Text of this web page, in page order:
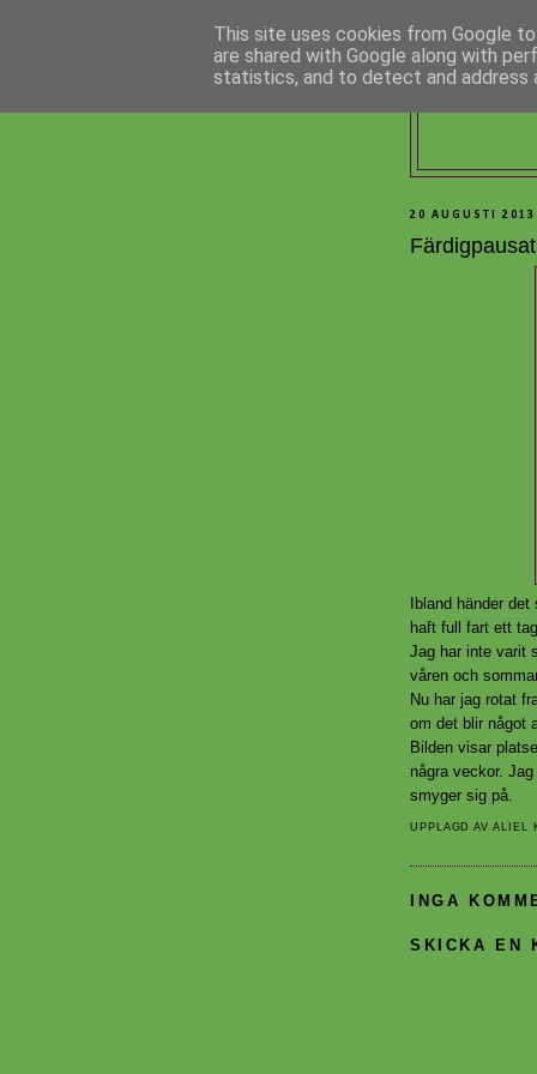
20 AUGUSTI 2013
Ibland händer
haft full fart ett
Jag har inte varit
våren och
Nu har jag rotat
om det blir något
Bilden visar
några veckor.
smyger sig på.
UPPLAGD AVALIEL
INGA
SKICKA EN
This site uses cookies from Google
are shared with Google along with
statistics, and to detect and address